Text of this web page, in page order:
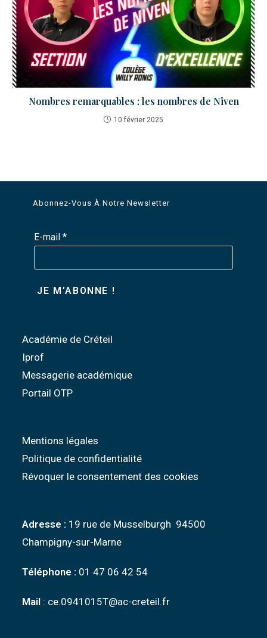
Nombres remarquables : les nombres de Niven
10 février 2025
Abonnez-Vous À Notre Newsletter
E-mail*
Académie de Créteil
Iprof
Messagerie académique
Portail OTP
Mentions légales
Politique de confidentialité
Révoquer le consentement des cookies
Adresse : 19 rue de Musselburgh 94500
Champigny-sur-Marne
Téléphone : 01 47 06 42 54
Mail : ce.0941015T@ac-creteil.fr